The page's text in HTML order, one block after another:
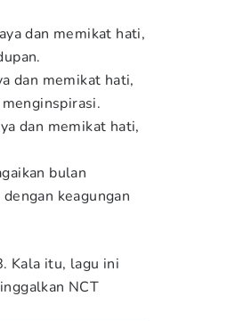
dan memikat hati,
dan memikat hati,
dan memikat hati,
bulan
keagungan
Kala itu, lagu ini
NCT